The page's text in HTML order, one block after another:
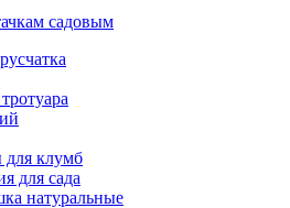
садовым
для клумб
для сада
натуральные